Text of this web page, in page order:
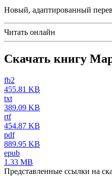
Новый, адаптированный
Читать онлайн
Скачать книгу
fb2
455.81 KB
txt
389.09 KB
rtf
454.87 KB
pdf
889.95 KB
epub
1.33 MB
Представленные ссылки на